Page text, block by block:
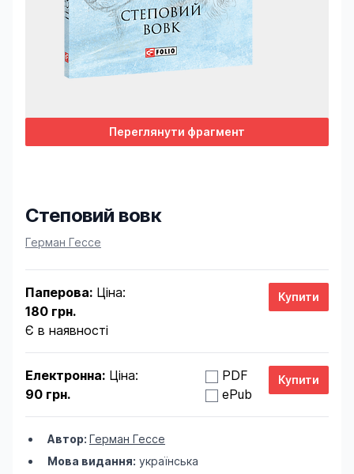
Переглянути фрагмент
Степовий вовк
Product information
Герман Гессе
Паперова: Ціна:
180 грн.
Є в наявності
Електронна: Ціна:
90 грн.
PDF
ePub
Автор: Герман Гессе
Мова видання: українська